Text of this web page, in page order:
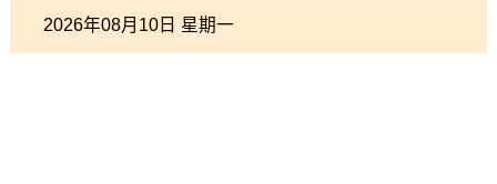
2026年08月10日 星期一